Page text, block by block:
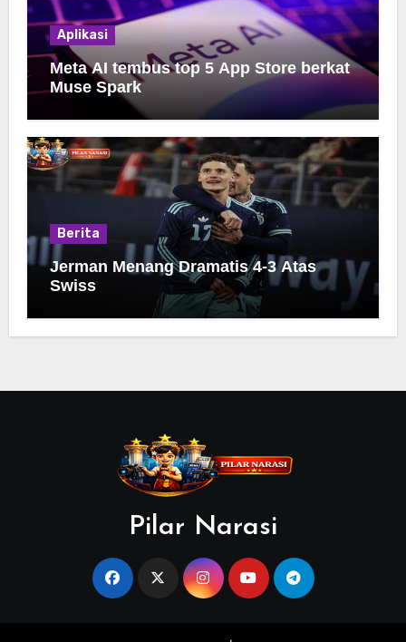
Aplikasi
Meta AI tembus top 5 App Store berkat
Muse Spark
Berita
Jerman Menang Dramatis 4-3 Atas
Swiss
Pilar Narasi